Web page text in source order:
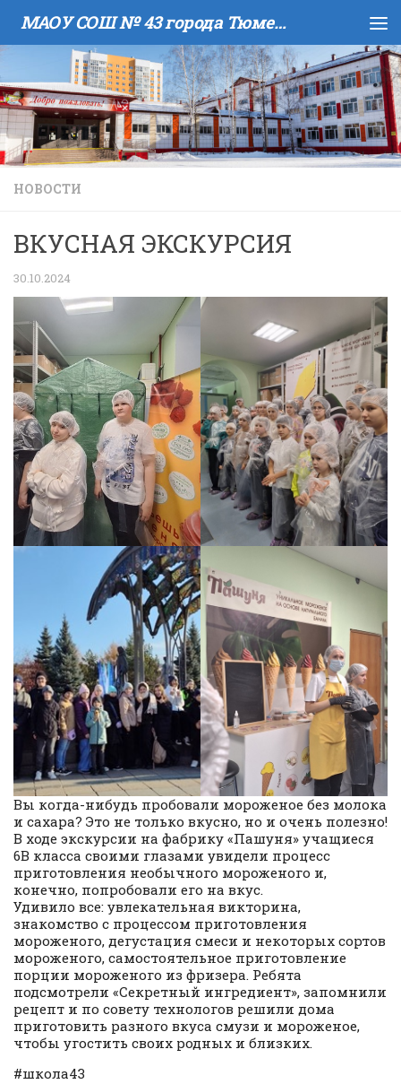
Skip to content МАОУ COШ № 43 города Тюмени имени В.И. Муравленко
НОВОСТИ
ВКУСНАЯ ЭКСКУРСИЯ
30.10.2024
Вы когда-нибудь пробовали мороженое без молока
и сахара? Это не только вкусно, но и очень полезно!
В ходе экскурсии на фабрику «Пашуня» учащиеся
6В класса своими глазами увидели процесс
приготовления необычного мороженого и,
конечно, попробовали его на вкус.
Удивило все: увлекательная викторина,
знакомство с процессом приготовления
мороженого, дегустация смеси и некоторых сортов
мороженого, самостоятельное приготовление
порции мороженого из фризера. Ребята
подсмотрели «Секретный ингредиент», запомнили
рецепт и по совету технологов решили дома
приготовить разного вкуса смузи и мороженое,
чтобы угостить своих родных и близких.
#школа43